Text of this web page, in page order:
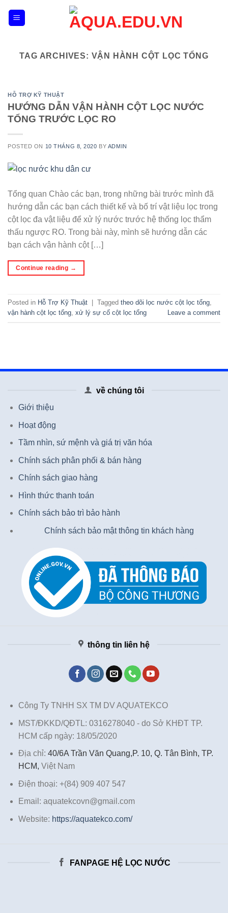
TAG ARCHIVES: VẬN HÀNH CỘT LỌC TỔNG
HỖ TRỢ KỸ THUẬT
HƯỚNG DẪN VẬN HÀNH CỘT LỌC NƯỚC
TỔNG TRƯỚC LỌC RO
POSTED ON 10 THÁNG 8, 2020 BY ADMIN
Tổng quan Chào các bạn, trong những bài trước mình đã
hướng dẫn các bạn cách thiết kế và bố trí vật liệu lọc trong
cột lọc đa vật liệu để xử lý nước trước hệ thống lọc thẩm
thấu ngược RO. Trong bài này, mình sẽ hướng dẫn các
bạn cách vận hành cột […]
Continue reading →
Posted in Hỗ Trợ Kỹ Thuật Tagged theo dõi lọc nước cột lọc tổng,
vận hành cột lọc tổng, xử lý sự cố cột lọc tổng Leave a comment
về chúng tôi
Giới thiệu
Hoạt động
Tầm nhìn, sứ mệnh và giá trị văn hóa
Chính sách phân phối & bán hàng
Chính sách giao hàng
Hình thức thanh toán
Chính sách bảo trì bảo hành
Chính sách bảo mật thông tin khách hàng
thông tin liên hệ
Công Ty TNHH SX TM DV AQUATEKCO
MST/ĐKKD/QĐTL: 0316278040 - do Sở KHĐT TP.
HCM cấp ngày: 18/05/2020
Địa chỉ: 40/6A Trần Văn Quang,P. 10, Q. Tân Bình, TP.
HCM, Việt Nam
Điện thoại: +(84) 909 407 547
Email: aquatekcovn@gmail.com
Website: https://aquatekco.com/
FANPAGE HỆ LỌC NƯỚC